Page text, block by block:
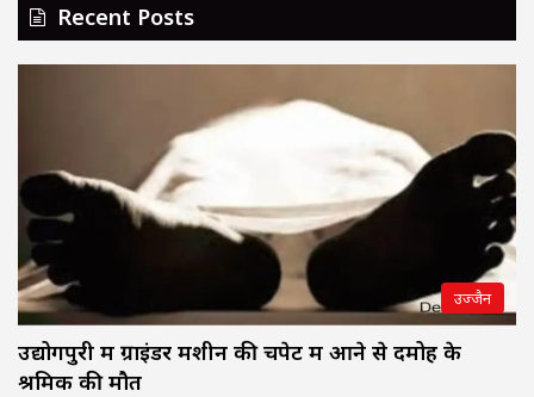
Recent Posts
उज्जैन
उद्योगपुरी में ग्राइंडर मशीन की चपेट में आने से दमोह के
श्रमिक की मौत